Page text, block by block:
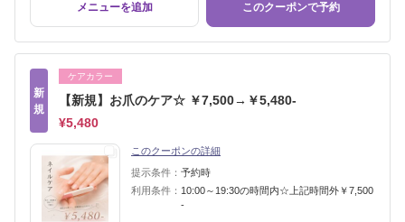
メニューを追加 このクーポンで予約
新
規
ケアカラー
【新規】お爪のケア☆ ￥7,500→￥5,480-
¥5,480
このクーポンの詳細
提示条件： 予約時
利用条件： 10:00～19:30の時間内☆上記時間外￥7,500
-